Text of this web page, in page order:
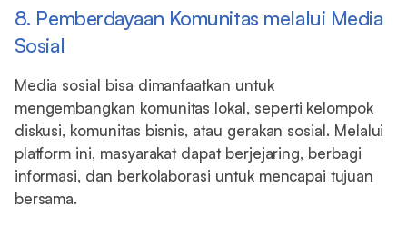
8. Pemberdayaan Komunitas melalui Media
Sosial
Media sosial bisa dimanfaatkan untuk
mengembangkan komunitas lokal, seperti kelompok
diskusi, komunitas bisnis, atau gerakan sosial. Melalui
platform ini, masyarakat dapat berjejaring, berbagi
informasi, dan berkolaborasi untuk mencapai tujuan
bersama.